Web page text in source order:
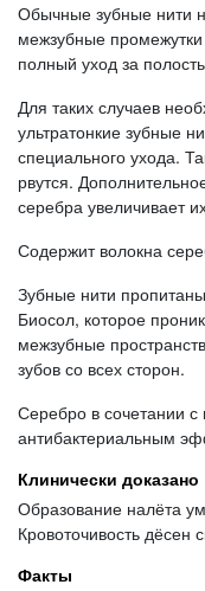
Обычные зубные нити
межзубные
полный уход за
Для таких случаев
ультратонкие зубные
специального ухода.
рвутся.
серебра увеличивает
Содержит волокна
Зубные нити
Биосол, которое
межзубные
зубов со всех сторон.
Серебро в сочетании
антибактериальным
Клинически доказано
Образование налёта
Кровоточивость дёсен
Факты